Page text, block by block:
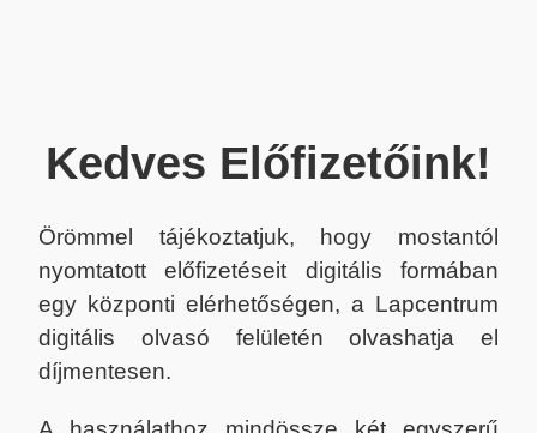
Kedves Előfizetőink!
Örömmel tájékoztatjuk, hogy mostantól
nyomtatott előfizetéseit digitális formában
egy központi elérhetőségen, a Lapcentrum
digitális olvasó felületén olvashatja el
díjmentesen.